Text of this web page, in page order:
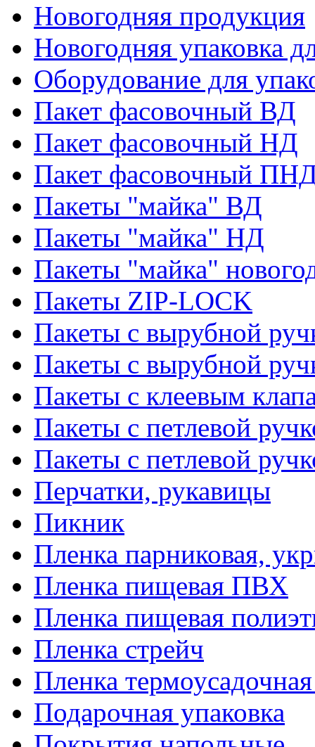
Новогодняя продукция
Новогодняя упаковка
Оборудование для
Пакет фасовочный ВД
Пакет фасовочный НД
Пакет фасовочный
Пакеты "майка" ВД
Пакеты "майка" НД
Пакеты "майка"
Пакеты ZIP-LOCK
Пакеты с вырубной
Пакеты с вырубной
Пакеты с клеевым
Пакеты с петлевой
Пакеты с петлевой
Перчатки, рукавицы
Пикник
Пленка парниковая,
Пленка пищевая ПВХ
Пленка пищевая
Пленка стрейч
Пленка
Подарочная упаковка